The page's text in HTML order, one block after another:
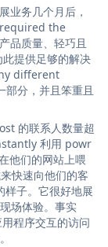
业务几个月后，
required the
品质量、轻巧且
提供足够的解决
different
分，并且笨重且
的联系人数量超
利用 powr
他们的网站上喂
快速向他们的客
子。它很好地展
场体验。事实
程序交互的访问